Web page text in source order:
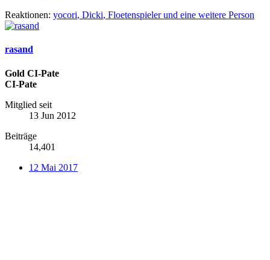
Reaktionen: yocori, Dicki, Floetenspielerund eine weitere Person
rasand
Gold CI-Pate
CI-Pate
Mitglied seit
13 Jun 2012
Beiträge
14,401
12 Mai 2017